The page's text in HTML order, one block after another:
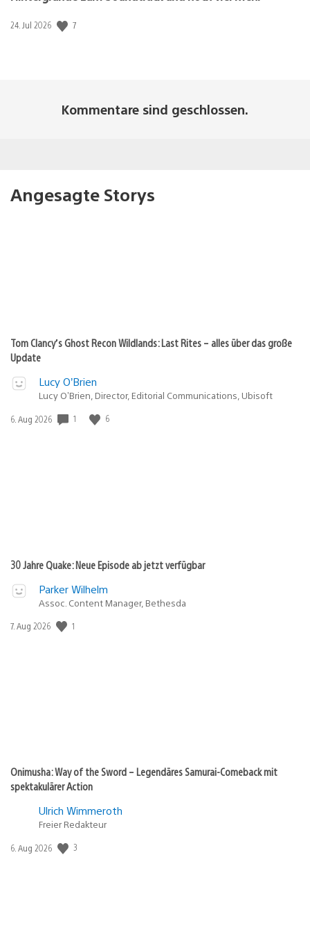
Veröffentlichungsdatum:
24. Jul 2026 7
Kommentare sind geschlossen.
Angesagte Storys
Tom Clancy’s Ghost Recon Wildlands: Last Rites – alles über das große
Update
Lucy O’Brien
Lucy O’Brien, Director, Editorial Communications, Ubisoft
Veröffentlichungsdatum:
6. Aug 2026 1 6
30 Jahre Quake: Neue Episode ab jetzt verfügbar
Parker Wilhelm
Assoc. Content Manager, Bethesda
Veröffentlichungsdatum:
7. Aug 2026 1
Onimusha: Way of the Sword – Legendäres Samurai-Comeback mit
spektakulärer Action
Ulrich Wimmeroth
Freier Redakteur
Veröffentlichungsdatum:
6. Aug 2026 3